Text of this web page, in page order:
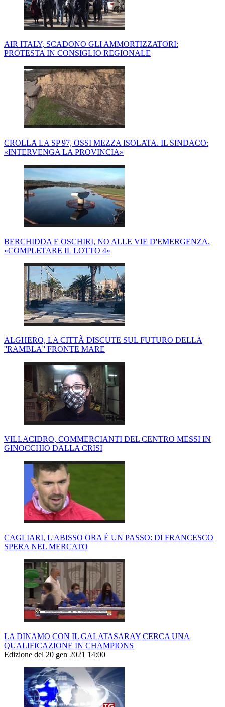
AIR ITALY, SCADONO GLI AMMORTIZZATORI:
PROTESTA IN CONSIGLIO REGIONALE
CROLLA LA SP 97, OSSI MEZZA ISOLATA. IL SINDACO:
«INTERVENGA LA PROVINCIA»
BERCHIDDA E OSCHIRI, NO ALLE VIE D'EMERGENZA.
«COMPLETARE IL LOTTO 4»
ALGHERO, LA CITTÀ DISCUTE SUL FUTURO DELLA
''RAMBLA'' FRONTE MARE
VILLACIDRO, COMMERCIANTI DEL CENTRO MESSI IN
GINOCCHIO DALLA CRISI
CAGLIARI, L'ABISSO ORA È UN PASSO: DI FRANCESCO
SPERA NEL MERCATO
LA DINAMO CON IL GALATASARAY CERCA UNA
QUALIFICAZIONE IN CHAMPIONS
Edizione del 20 gen 2021 14:00